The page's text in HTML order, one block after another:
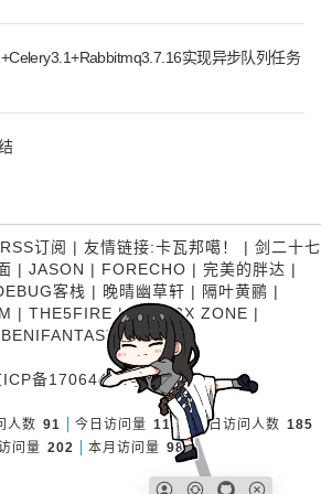
实现异步队列任务
RSS订阅 | 友情链接:卡瓦邦噶！ | 剑二十七
| JASON | FORECHO | 完美的胖达 |
客栈 | 晚晴幽草轩 | 隔叶黄鹂 |
| THE5FIRE |P3TERX ZONE |
|糊涂说
ICP备17064481号-1
人数 91 今日访问量 113 昨日访问人数 185
问量 202 本月访问量 989